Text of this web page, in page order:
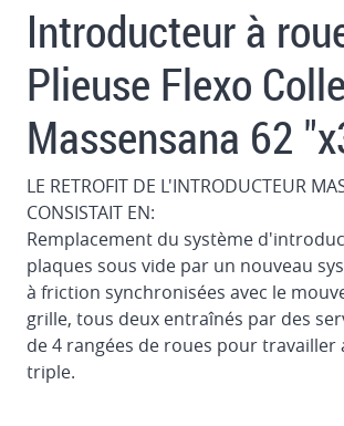
Introducteur à
Plieuse Flexo
Massensana 62
LE RETROFIT DE L'INTRODUCTEUR
CONSISTAIT EN:
Remplacement du système
plaques sous vide par un nouveau
à friction synchronisées avec le
grille, tous deux entraînés par des
de 4 rangées de roues pour travailler
triple.